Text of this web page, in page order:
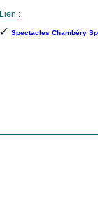
Lien :
Spectacles Chambéry